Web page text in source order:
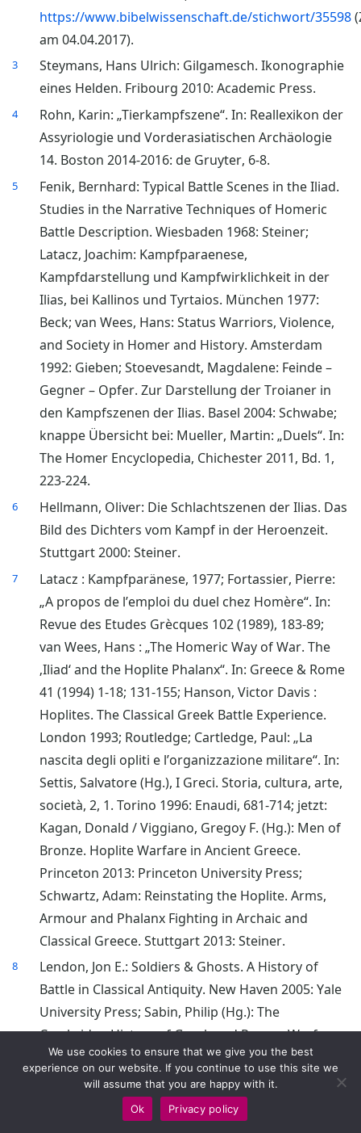
https://www.bibelwissenschaft.de/stichwort/35598
am 04.04.2017).
3
Steymans, Hans Ulrich: Gilgamesch. Ikonographie
eines Helden. Fribourg 2010: Academic Press.
4
Rohn, Karin: „Tierkampfszene“. In: Reallexikon der
Assyriologie und Vorderasiatischen Archäologie
14. Boston 2014-2016: de Gruyter, 6-8.
5
Fenik, Bernhard: Typical Battle Scenes in the Iliad.
Studies in the Narrative Techniques of Homeric
Battle Description. Wiesbaden 1968: Steiner;
Latacz, Joachim: Kampfparaenese,
Kampfdarstellung und Kampfwirklichkeit in der
Ilias, bei Kallinos und Tyrtaios. München 1977:
Beck; van Wees, Hans: Status Warriors, Violence,
and Society in Homer and History. Amsterdam
1992: Gieben; Stoevesandt, Magdalene: Feinde –
Gegner – Opfer. Zur Darstellung der Troianer in
den Kampfszenen der Ilias. Basel 2004: Schwabe;
knappe Übersicht bei: Mueller, Martin: „Duels“. In:
The Homer Encyclopedia, Chichester 2011, Bd. 1,
223-224.
6
Hellmann, Oliver: Die Schlachtszenen der Ilias. Das
Bild des Dichters vom Kampf in der Heroenzeit.
Stuttgart 2000: Steiner.
7
Latacz : Kampfparänese, 1977; Fortassier, Pierre:
„A propos de l’emploi du duel chez Homère“. In:
Revue des Etudes Grècques 102 (1989), 183-89;
van Wees, Hans : „The Homeric Way of War. The
‚Iliad‘ and the Hoplite Phalanx“. In: Greece & Rome
41 (1994) 1-18; 131-155; Hanson, Victor Davis :
Hoplites. The Classical Greek Battle Experience.
London 1993; Routledge; Cartledge, Paul: „La
nascita degli opliti e l’organizzazione militare“. In:
Settis, Salvatore (Hg.), I Greci. Storia, cultura, arte,
società, 2, 1. Torino 1996: Enaudi, 681-714; jetzt:
Kagan, Donald / Viggiano, Gregoy F. (Hg.): Men of
Bronze. Hoplite Warfare in Ancient Greece.
Princeton 2013: Princeton University Press;
Schwartz, Adam: Reinstating the Hoplite. Arms,
Armour and Phalanx Fighting in Archaic and
Classical Greece. Stuttgart 2013: Steiner.
8
Lendon, Jon E.: Soldiers & Ghosts. A History of
Battle in Classical Antiquity. New Haven 2005: Yale
University Press; Sabin, Philip (Hg.): The
Cambridge History of Greek and Roman Warfare.
Cambridge 2007: Cambridge University Press.
Martino, John: „Single combat and the Aeneid”. In:
Arethusa 41 (2008), 411-444; Katz, Rebecca:
We use cookies to ensure that we give you the best
experience on our website. If you continue to use this site we
will assume that you are happy with it.
Ok
Privacy policy